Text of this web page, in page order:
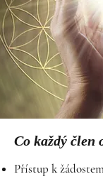
Co každý člen
Přístup k